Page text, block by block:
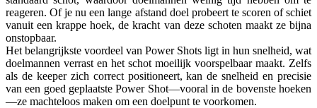
reageren. Of je nu een lange afstand doel probeert te scoren of schiet
vanuit een krappe hoek, de kracht van deze schoten maakt ze bijna
onstopbaar.
Het belangrijkste voordeel van Power Shots ligt in hun snelheid, wat
doelmannen verrast en het schot moeilijk voorspelbaar maakt. Zelfs
als de keeper zich correct positioneert, kan de snelheid en precisie
van een goed geplaatste Power Shot—vooral in de bovenste hoeken
—ze machteloos maken om een doelpunt te voorkomen.